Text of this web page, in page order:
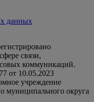
данных
связи,
коммуникаций.
от 10.05.2023
учреждение
муниципального округа